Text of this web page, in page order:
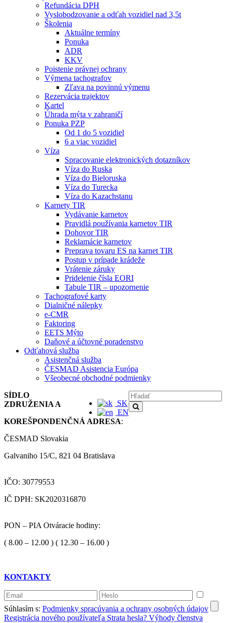
Refundácia DPH
Vyslobodzovanie a odťah vozidiel nad 3,5t
Školenia
Aktuálne termíny
Ponuka
ADR
KKV
Poistenie právnej ochrany
Výmena tachografov
Zľava na povinnú výmenu
Rezervácia trajektov
Kartel
Úhrada mýta v zahraničí
Ponuka PZP
Od 1 do 5 vozidiel
6 a viac vozidiel
Víza
Spracovanie elektronických dotazníkov
Víza do Ruska
Víza do Bieloruska
Víza do Turecka
Víza do Kazachstanu
Karnety TIR
Vydávanie karnetov
Pravidlá používania karnetov TIR
Dohovor TIR
Reklamácie karnetov
Preprava tovaru ES na karnet TIR
Postup v prípade krádeže
Vrátenie záruky
Pridelenie čísla EORI
Tabule TIR – upozornenie
Tachografové karty
Dialničné nálepky
e-CMR
Faktoring
EETS Mýto
Daňové a účtovné poradenstvo
Odťahová služba
Asistenčná služba
ČESMAD Asistencia Európa
Všeobecné obchodné podmienky
SK
EN
SÍDLO
ZDRUŽENIA A
KOREŠPONDENČNÁ ADRESA:
ČESMAD Slovakia
Galvaniho 15/C, 821 04 Bratislava
IČO: 30779553
IČ DPH: SK2020316870
PON – PIA Otváracie hodiny:
( 8.00 – 12.00 ) ( 12.30 – 16.00 )
KONTAKTY
Súhlasím s: Podmienky spracúvania a ochrany osobných údajov
Registrácia nového používateľa Strata hesla? Výhody členstva